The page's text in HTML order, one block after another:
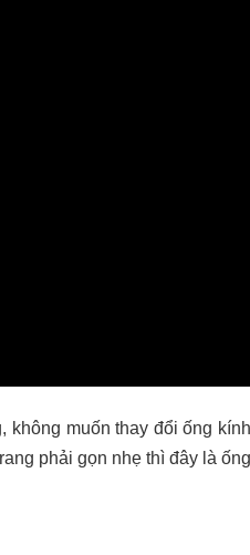
muốn thay đổi ống
phải gọn nhẹ thì đây là